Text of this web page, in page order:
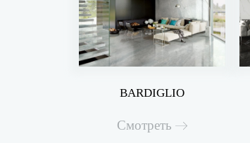
BARDIGLIO
Смотреть